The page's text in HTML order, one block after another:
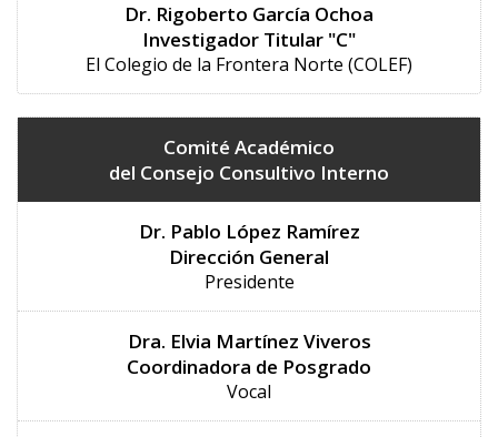
Dr. Rigoberto García Ochoa
Investigador Titular "C"
El Colegio de la Frontera Norte (COLEF)
Comité Académico
del Consejo Consultivo Interno
Dr. Pablo López Ramírez
Dirección General
Presidente
Dra. Elvia Martínez Viveros
Coordinadora de Posgrado
Vocal